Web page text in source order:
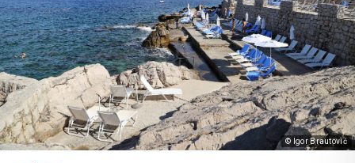
© Igor Brautović